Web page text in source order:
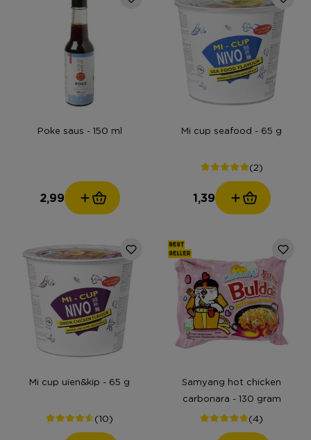
Poke saus - 150 ml
2,99
Mi cup seafood - 65 g
(2)
1,39
Mi cup uien&kip - 65 g
(10)
Samyang hot chicken
carbonara - 130 gram
(4)